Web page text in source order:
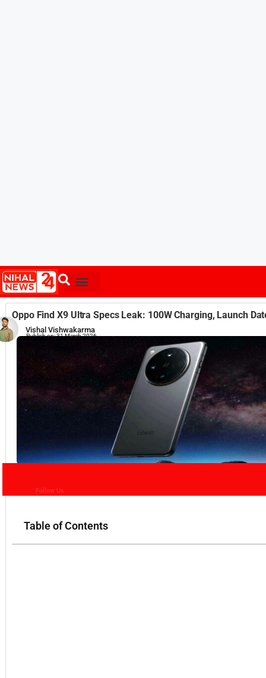
Oppo Find X9 Ultra Specs Leak: 100W Charging, Launch
Vishal Vishwakarma
Publish on:31 March 2026
Follow Us
Table of Contents